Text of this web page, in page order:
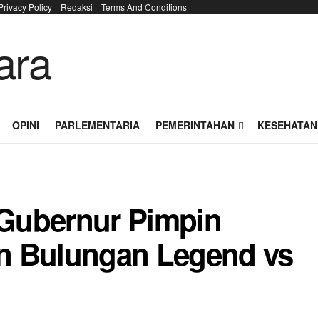
Policy Redaksi Terms And Conditions
OPINI PARLEMENTARIA PEMERINTAHAN KESEHATAN
Pimpin
Bulungan Legend vs